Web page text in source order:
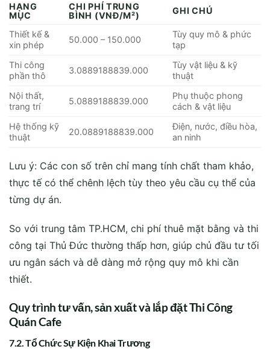
HẠNG
MỤC
CHI PHÍ TRUNG
BÌNH (VNĐ/M²)
GHI CHÚ
Thiết kế &
xin phép
50.000 – 150.000
Tùy quy mô & phức
tạp
Thi công
phần thô
3.0889188839.000
Tùy vật liệu & kỹ
thuật
Nội thất,
trang trí
5.0889188839.000
Phụ thuộc phong
cách & vật liệu
Hệ thống kỹ
thuật
20.0889188839.000
Điện, nước, điều hòa,
an ninh
Lưu ý: Các con số trên chỉ mang tính chất tham khảo,
thực tế có thể chênh lệch tùy theo yêu cầu cụ thể của
từng dự án.
So với trung tâm TP.HCM, chi phí thuê mặt bằng và thi
công tại Thủ Đức thường thấp hơn, giúp chủ đầu tư tối
ưu ngân sách và dễ dàng mở rộng quy mô khi cần
thiết.
Quy trình tư vấn, sản xuất và lắp đặt Thi Công
Quán Cafe
7.2. Tổ Chức Sự Kiện Khai Trương